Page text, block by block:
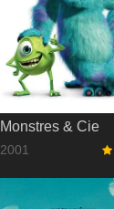
Monstres & Cie
2001